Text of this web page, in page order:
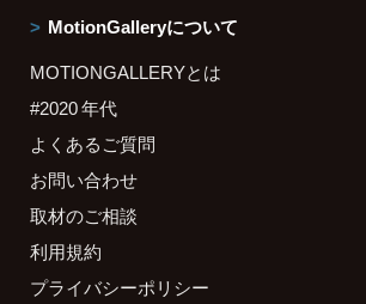
MotionGalleryについて
MOTIONGALLERYとは
#2020 年代
よくあるご質問
お問い合わせ
取材のご相談
利用規約
プライバシーポリシー